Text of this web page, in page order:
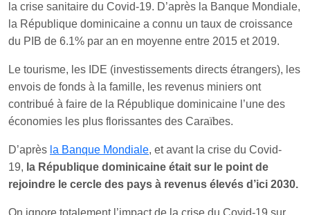
la crise sanitaire du Covid-19. D’après la Banque Mondiale,
la République dominicaine a connu un taux de croissance
du PIB de 6.1% par an en moyenne entre 2015 et 2019.
Le tourisme, les IDE (investissements directs étrangers), les
envois de fonds à la famille, les revenus miniers ont
contribué à faire de la République dominicaine l’une des
économies les plus florissantes des Caraïbes.
D’après la Banque Mondiale, et avant la crise du Covid-
19, la République dominicaine était sur le point de
rejoindre le cercle des pays à revenus élevés d’ici 2030.
On ignore totalement l’impact de la crise du Covid-19 sur